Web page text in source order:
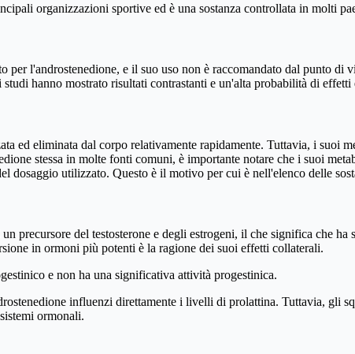
organizzazioni sportive ed è una sostanza controllata in molti
per l'androstenedione, e il suo uso non è raccomandato dal punto
hanno mostrato risultati contrastanti e un'alta probabilità di effetti
ed eliminata dal corpo relativamente rapidamente. Tuttavia, i suoi
stessa in molte fonti comuni, è importante notare che i suoi
dosaggio utilizzato. Questo è il motivo per cui è nell'elenco delle
precursore del testosterone e degli estrogeni, il che significa che
in ormoni più potenti è la ragione dei suoi effetti collaterali.
e non ha una significativa attività progestinica.
influenzi direttamente i livelli di prolattina. Tuttavia, gli
ormonali.